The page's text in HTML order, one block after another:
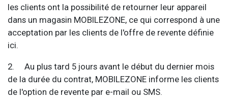
les clients ont la possibilité de retourner leur appareil
dans un magasin MOBILEZONE, ce qui correspond à une
acceptation par les clients de l'offre de revente définie
ici.
2. Au plus tard 5 jours avant le début du dernier mois
de la durée du contrat, MOBILEZONE informe les clients
de l'option de revente par e-mail ou SMS.